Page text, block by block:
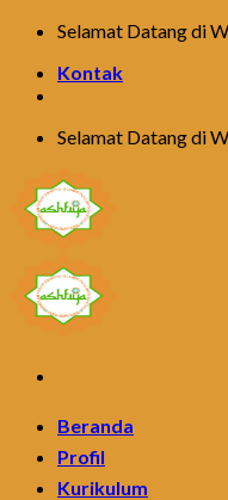
Skip
content
Selamat Datang di
Kontak
Selamat Datang di
Beranda
Profil
Kurikulum